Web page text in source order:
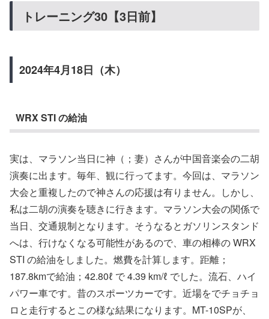
トレーニング30【3日前】
2024年4月18日（木）
WRX STI の給油
実は、マラソン当日に神（；妻）さんが中国音楽会の二胡
演奏に出ます。毎年、観に行ってます。今回は、マラソン
大会と重複したので神さんの応援は有りません。しかし、
私は二胡の演奏を聴きに行きます。マラソン大会の関係で
当日、交通規制となります。そうなるとガソリンスタンド
へは、行けなくなる可能性があるので、車の相棒の WRX
STI の給油をしました。燃費を計算します。距離；
187.8kmで給油；42.80ℓ で 4.39 km/ℓ でした。流石、ハイ
パワー車です。昔のスポーツカーです。近場をでチョチョ
ロと走行するとこの様な結果になります。MT-10SPが、